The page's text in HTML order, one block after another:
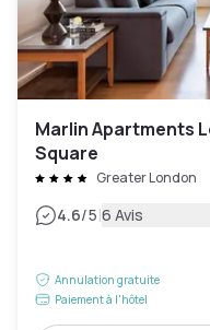
Marlin Apartments
Square
Greater London
4.6/5|6 Avis
Annulation gratuite
Paiement à l'hôtel